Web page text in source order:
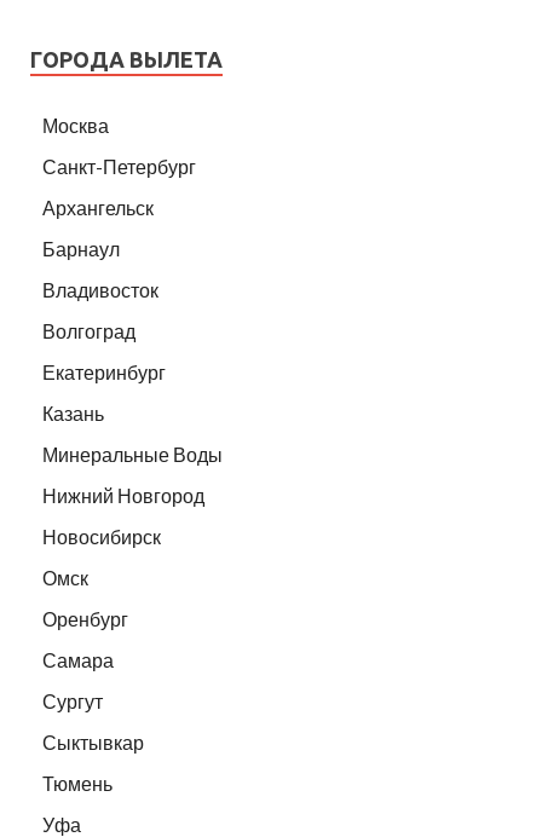
ГОРОДА ВЫЛЕТА
Москва
Санкт-Петербург
Архангельск
Барнаул
Владивосток
Волгоград
Екатеринбург
Казань
Минеральные Воды
Нижний Новгород
Новосибирск
Омск
Оренбург
Самара
Сургут
Сыктывкар
Тюмень
Уфа